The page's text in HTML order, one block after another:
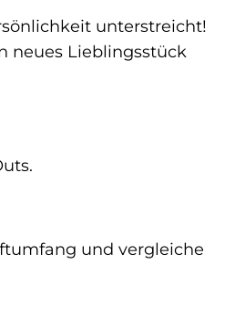
unterstreicht!
neues Lieblingsstück
und vergleiche